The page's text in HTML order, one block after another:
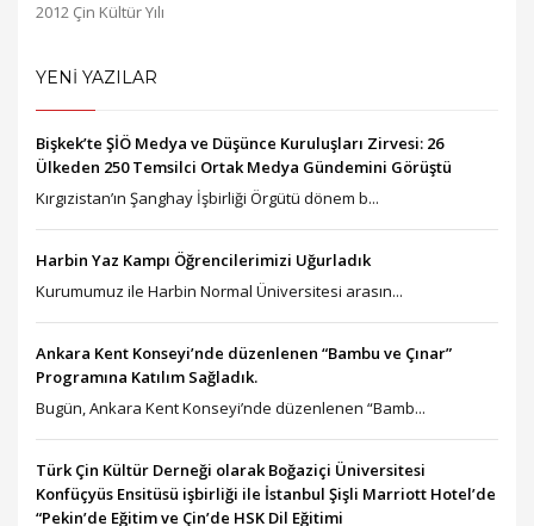
2012 Çin Kültür Yılı
YENİ YAZILAR
Bişkek’te ŞİÖ Medya ve Düşünce Kuruluşları Zirvesi: 26
Ülkeden 250 Temsilci Ortak Medya Gündemini Görüştü
Kırgızistan’ın Şanghay İşbirliği Örgütü dönem b...
Harbin Yaz Kampı Öğrencilerimizi Uğurladık
Kurumumuz ile Harbin Normal Üniversitesi arasın...
Ankara Kent Konseyi’nde düzenlenen “Bambu ve Çınar”
Programına Katılım Sağladık.
Bugün, Ankara Kent Konseyi’nde düzenlenen “Bamb...
Türk Çin Kültür Derneği olarak Boğaziçi Üniversitesi
Konfüçyüs Ensitüsü işbirliği ile İstanbul Şişli Marriott Hotel’de
“Pekin’de Eğitim ve Çin’de HSK Dil Eğitimi